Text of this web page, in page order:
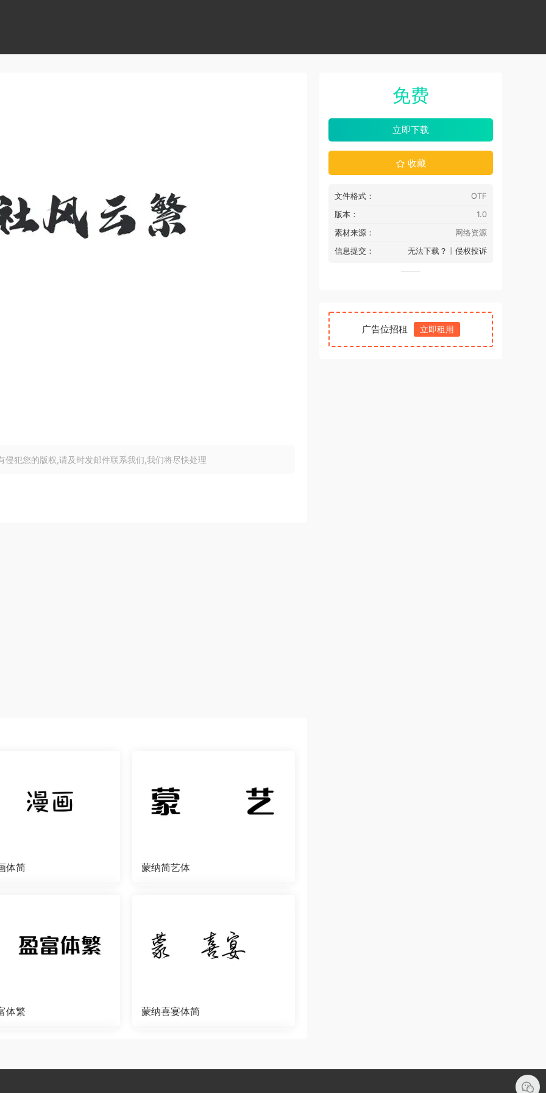
犯您的版权,请及时发邮件联系我们,我们将尽快处理
体简 蒙纳简艺体
体繁 蒙纳喜宴体简
免费
立即下载
收藏
文件格式：
OTF
版本：
1.0
素材来源：
网络资源
信息提交：
无法下载？ 丨 侵权投诉
广告位招租 立即租用